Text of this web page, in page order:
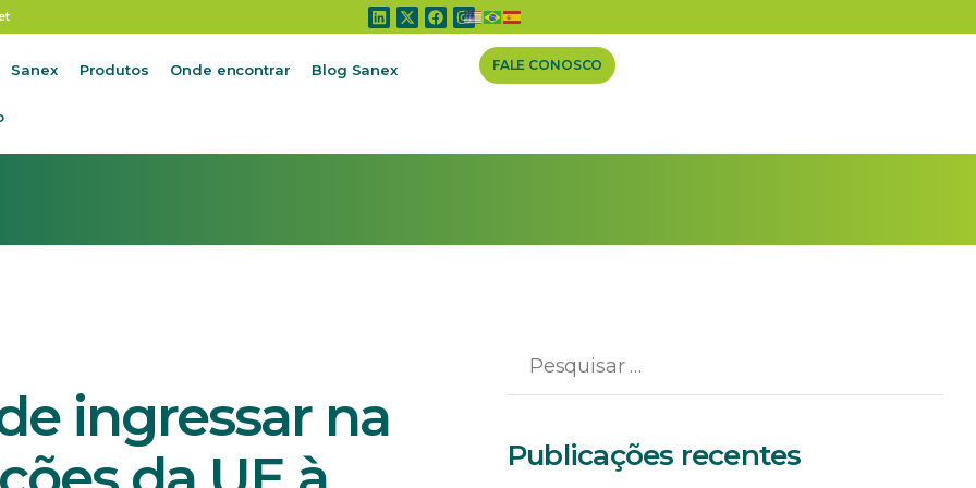
Sanex Produtos Onde encontrar Blog Sanex FALE CONOSCO
ingressar na OMC contra restrições da UE à importação de aves
ingressar na
Publicações recentes